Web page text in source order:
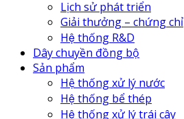
Lịch sử phát triển
Giải thưởng – chứng chỉ
Hệ thống R&D
Dây chuyền đồng bộ
Sản phẩm
Hệ thống xử lý nước
Hệ thống bể thép
Hệ thống xử lý trái cây